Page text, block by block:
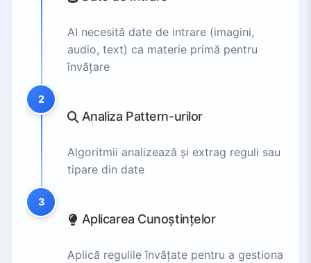
AI necesită date de intrare (imagini,
audio, text) ca materie primă pentru
învățare
2
Analiza Pattern-urilor
Algoritmii analizează și extrag reguli sau
tipare din date
3
Aplicarea Cunoștințelor
Aplică regulile învățate pentru a gestiona